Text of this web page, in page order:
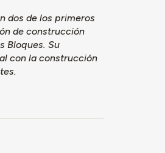
dos de los primeros
de construcción
Bloques. Su
con la construcción